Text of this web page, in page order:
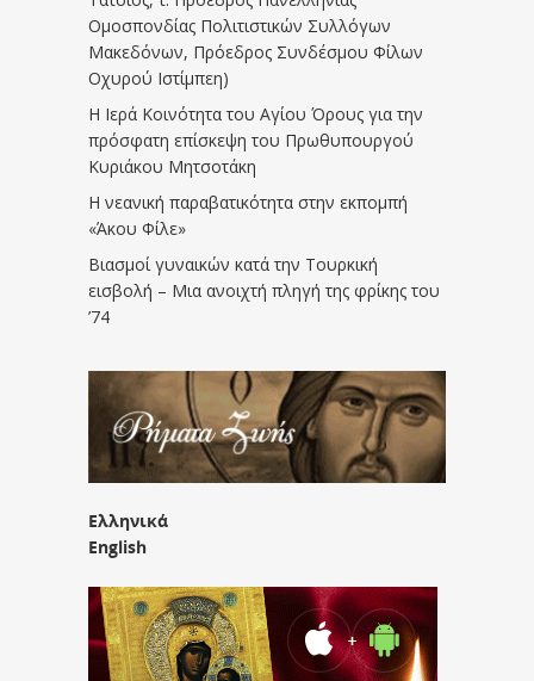
Ομοσπονδίας Πολιτιστικών Συλλόγων
Μακεδόνων, Πρόεδρος Συνδέσμου Φίλων
Οχυρού Ιστίμπεη)
Η Ιερά Κοινότητα του Αγίου Όρους για την
πρόσφατη επίσκεψη του Πρωθυπουργού
Κυριάκου Μητσοτάκη
Η νεανική παραβατικότητα στην εκπομπή
«Άκου Φίλε»
Βιασμοί γυναικών κατά την Τουρκική
εισβολή – Μια ανοιχτή πληγή της φρίκης του
’74
Ελληνικά
English